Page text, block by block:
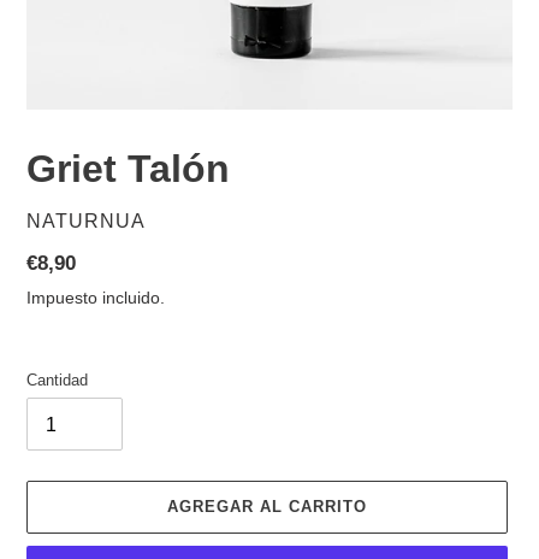
Griet Talón
PROVEEDOR
NATURNUA
Precio
habitual
€8,90
Impuesto incluido.
Cantidad
AGREGAR AL CARRITO